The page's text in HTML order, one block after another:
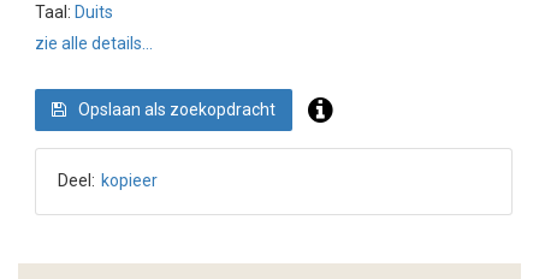
Taal: Duits
zie alle details...
Opslaan als zoekopdracht
Deel: kopieer